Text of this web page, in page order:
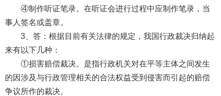
④制作听证笔录。在听证会进行过程中应制作笔录，当
事人签名或盖章。
3、答：根据目前有关法律的规定，我国行政裁决归纳起
来有以下几种：
①损害赔偿裁决。是指行政机关对在平等主体之间发生
的因涉及与行政管理相关的合法权益受到侵害而引起的赔偿
争议所作的裁决。